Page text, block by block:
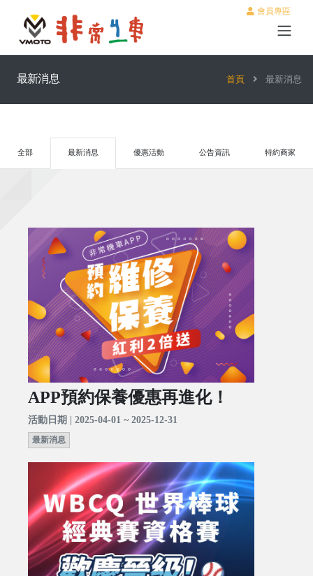
會員專區
最新消息 首頁 最新消息
全部 最新消息 優惠活動 公告資訊 特約商家
APP預約保養優惠再進化！
活動日期 | 2025-04-01 ~ 2025-12-31
最新消息